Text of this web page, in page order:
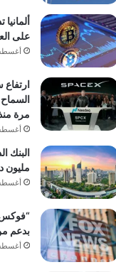
على
أغسطس 7,
السماح
مرة
أغسطس 7,
مليون
أغسطس 7,
بدعم
أغسطس 7,